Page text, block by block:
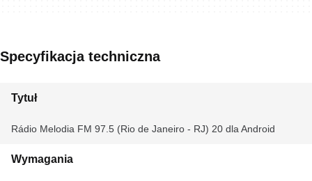
Specyfikacja techniczna
Tytuł
Rádio Melodia FM 97.5 (Rio de Janeiro - RJ) 20 dla Android
Wymagania